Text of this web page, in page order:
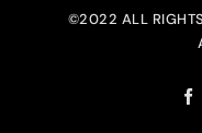
©2022 ALL RIGHTS